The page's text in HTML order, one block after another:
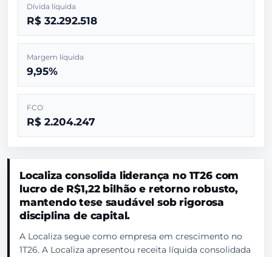
Dívida líquida
R$ 32.292.518
Margem líquida
9,95%
FCO
R$ 2.204.247
Localiza consolida liderança no 1T26 com
lucro de R$1,22 bilhão e retorno robusto,
mantendo tese saudável sob rigorosa
disciplina de capital.
A Localiza segue como empresa em crescimento no
1T26. A Localiza apresentou receita líquida consolidada